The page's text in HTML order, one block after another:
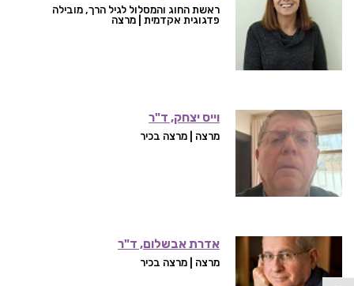
ראשת החוג והמסלול לגיל הרך, מובילה
פדגוגית אקדמית | מרצה
וייס יצחק, ד"ר
מרצה | מרצה בכיר
אדרת אבשלום, ד"ר
מרצה | מרצה בכיר